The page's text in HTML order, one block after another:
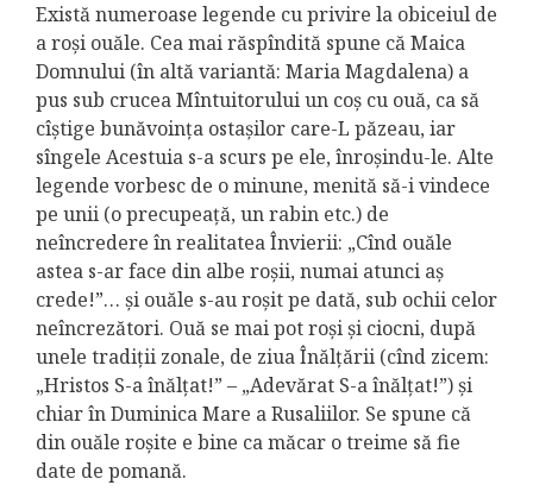
Există numeroase legende cu privire la obiceiul de
a roşi ouăle. Cea mai răspîndită spune că Maica
Domnului (în altă variantă: Maria Magdalena) a
pus sub crucea Mîntuitorului un coş cu ouă, ca să
cîştige bunăvoinţa ostaşilor care-L păzeau, iar
sîngele Acestuia s-a scurs pe ele, înroşindu-le. Alte
legende vorbesc de o minune, menită să-i vindece
pe unii (o precupeaţă, un rabin etc.) de
neîncredere în realitatea Învierii: „Cînd ouăle
astea s-ar face din albe roşii, numai atunci aş
crede!”… şi ouăle s-au roşit pe dată, sub ochii celor
neîncrezători. Ouă se mai pot roşi şi ciocni, după
unele tradiţii zonale, de ziua Înălţării (cînd zicem:
„Hristos S-a înălţat!” – „Adevărat S-a înălţat!”) şi
chiar în Duminica Mare a Rusaliilor. Se spune că
din ouăle roşite e bine ca măcar o treime să fie
date de pomană.